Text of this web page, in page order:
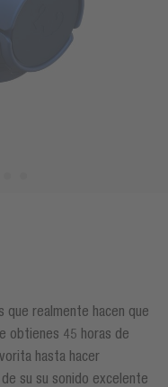
que realmente hacen que
obtienes 45 horas de
hasta hacer
su su sonido excelente